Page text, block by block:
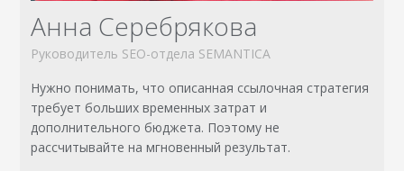
Анна Серебрякова
Руководитель SEO-отдела SEMANTICA
Нужно понимать, что описанная ссылочная стратегия
требует больших временных затрат и
дополнительного бюджета. Поэтому не
рассчитывайте на мгновенный результат.